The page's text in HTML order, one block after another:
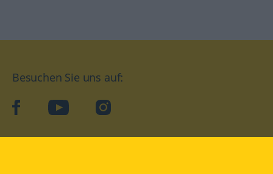
Besuchen Sie uns auf:
facebookYouTube Instagram